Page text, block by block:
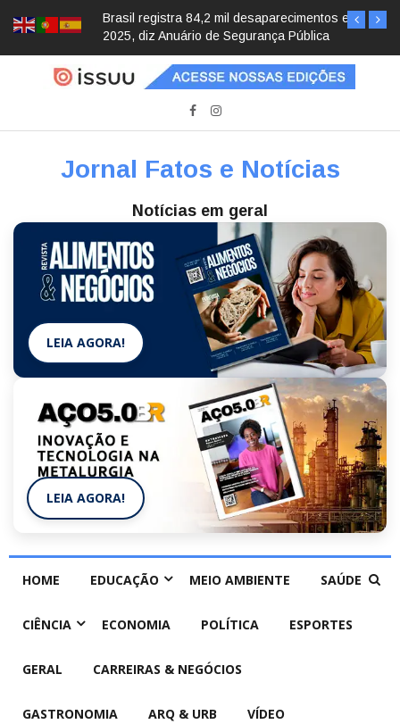
Brasil registra 84,2 mil desaparecimentos em
2025, diz Anuário de Segurança Pública
Jornal Fatos e Notícias
Notícias em geral
LEIA AGORA!
LEIA AGORA!
HOME EDUCAÇÃO MEIO AMBIENTE SAÚDE
CIÊNCIA ECONOMIA POLÍTICA ESPORTES
GERAL CARREIRAS & NEGÓCIOS
GASTRONOMIA ARQ & URB VÍDEO